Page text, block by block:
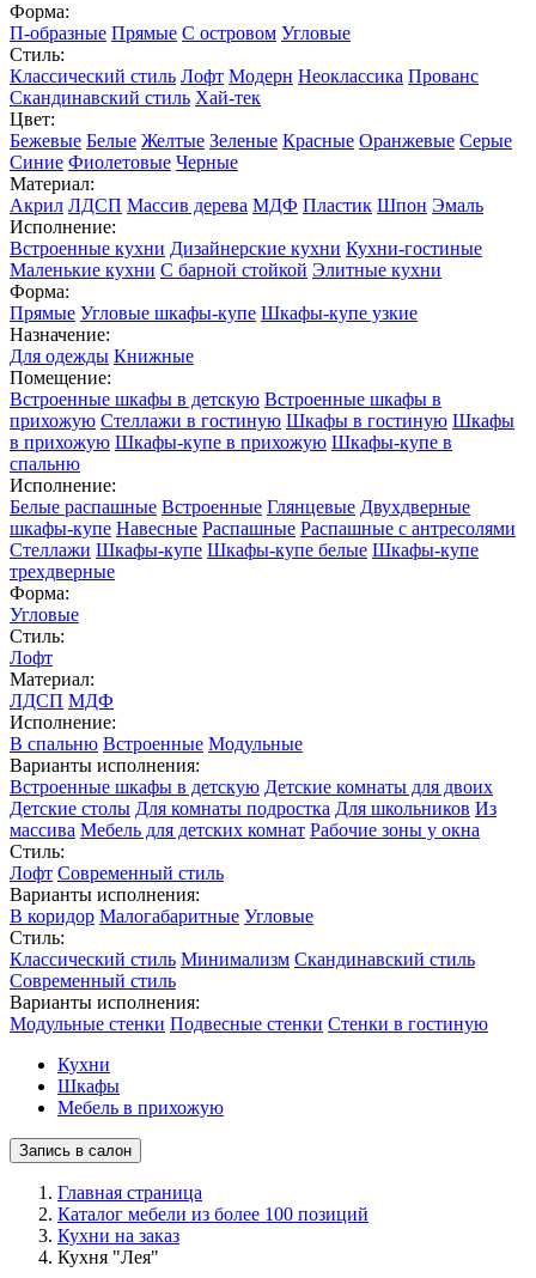
Форма:
П-образные Прямые С островом Угловые
Стиль:
Классический стиль Лофт Модерн Неоклассика Прованс
Скандинавский стиль Хай-тек
Цвет:
Бежевые Белые Желтые Зеленые Красные Оранжевые Серые
Синие Фиолетовые Черные
Материал:
Акрил ЛДСП Массив дерева МДФ Пластик Шпон Эмаль
Исполнение:
Встроенные кухни Дизайнерские кухни Кухни-гостиные
Маленькие кухни С барной стойкой Элитные кухни
Форма:
Прямые Угловые шкафы-купе Шкафы-купе узкие
Назначение:
Для одежды Книжные
Помещение:
Встроенные шкафы в детскую Встроенные шкафы в
прихожую Стеллажи в гостиную Шкафы в гостиную Шкафы
в прихожую Шкафы-купе в прихожую Шкафы-купе в
спальню
Исполнение:
Белые распашные Встроенные Глянцевые Двухдверные
шкафы-купе Навесные Распашные Распашные с антресолями
Стеллажи Шкафы-купе Шкафы-купе белые Шкафы-купе
трехдверные
Форма:
Угловые
Стиль:
Лофт
Материал:
ЛДСП МДФ
Исполнение:
В спальню Встроенные Модульные
Варианты исполнения:
Встроенные шкафы в детскую Детские комнаты для двоих
Детские столы Для комнаты подростка Для школьников Из
массива Мебель для детских комнат Рабочие зоны у окна
Стиль:
Лофт Современный стиль
Варианты исполнения:
В коридор Малогабаритные Угловые
Стиль:
Классический стиль Минимализм Скандинавский стиль
Современный стиль
Варианты исполнения:
Модульные стенки Подвесные стенки Стенки в гостиную
Кухни
Шкафы
Мебель в прихожую
Запись в салон
Главная страница
Каталог мебели из более 100 позиций
Кухни на заказ
Кухня "Лея"